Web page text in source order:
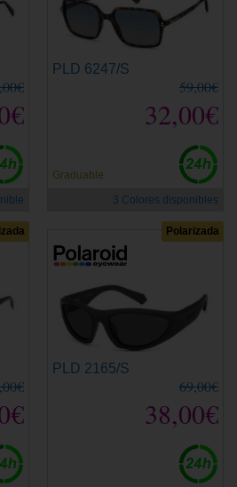
PLD 6247/S
59,00€
32,00€
Graduable
3 Colores disponibles
Polarizada
PLD 2165/S
69,00€
38,00€